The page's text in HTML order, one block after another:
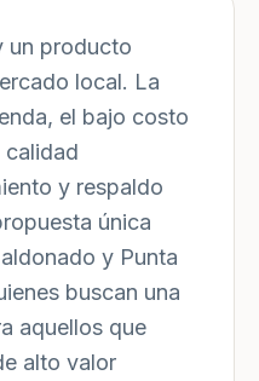
un producto
local. La
el bajo costo
calidad
y respaldo
única
y Punta
buscan una
aquellos que
alto valor